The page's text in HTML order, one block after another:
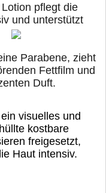
pflegt die
und unterstützt
Parabene, zieht
Fettfilm und
Duft.
visuelles und
kostbare
freigesetzt,
Haut intensiv.